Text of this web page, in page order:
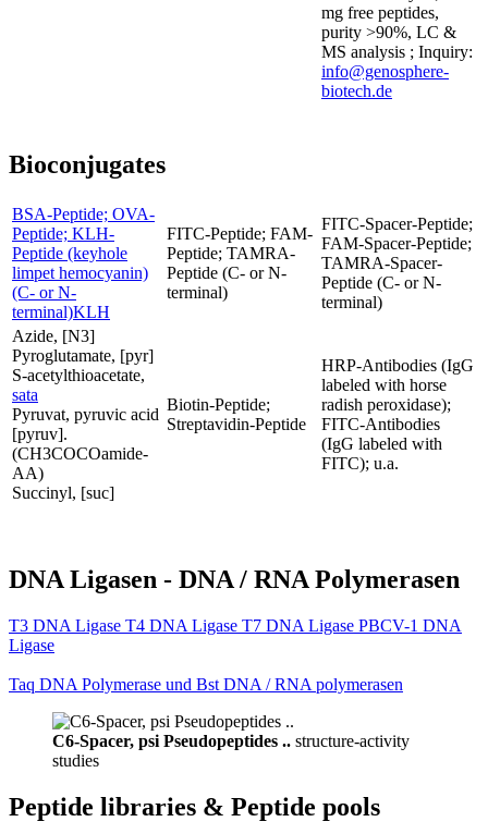
mg free peptides,
purity >90%, LC &
MS analysis ; Inquiry:
info@genosphere-
biotech.de
Bioconjugates
BSA-Peptide; OVA-
Peptide; KLH-
Peptide (keyhole
limpet hemocyanin)
(C- or N-
terminal)KLH
FITC-Peptide; FAM-
Peptide; TAMRA-
Peptide (C- or N-
terminal)
FITC-Spacer-Peptide;
FAM-Spacer-Peptide;
TAMRA-Spacer-
Peptide (C- or N-
terminal)
Azide, [N3]
Pyroglutamate, [pyr]
S-acetylthioacetate,
sata
Pyruvat, pyruvic acid
[pyruv].
(CH3COCOamide-
AA)
Succinyl, [suc]
Biotin-Peptide;
Streptavidin-Peptide
HRP-Antibodies (IgG
labeled with horse
radish peroxidase);
FITC-Antibodies
(IgG labeled with
FITC); u.a.
DNA Ligasen - DNA / RNA Polymerasen
T3 DNA Ligase T4 DNA Ligase T7 DNA Ligase PBCV-1 DNA
Ligase
Taq DNA Polymerase und Bst DNA / RNA polymerasen
C6-Spacer, psi Pseudopeptides .. structure-activity
studies
Peptide libraries & Peptide pools